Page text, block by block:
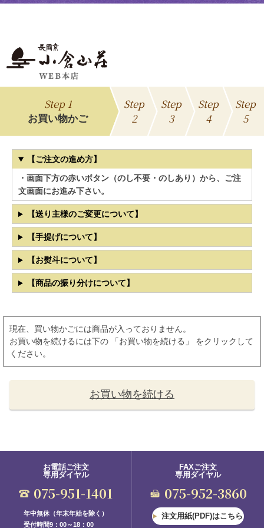
Step 1
お買い物かご
Step
2
Step
3
Step
4
Step
5
【ご注文の進め方】
・画面下方の赤いボタン（のし不要・のしあり）から、ご注
文画面にお進み下さい。
【送り主様のご変更について】
【手提げについて】
【お熨斗について】
【商品の振り分けについて】
現在、買い物かごには商品が入っておりません。
お買い物を続けるには下の 「お買い物を続ける」 をクリックして
ください。
お買い物を続ける
お電話ご注文
専用ダイヤル
075-951-1401
年中無休（年末年始を除く）
受付時間9：00～18：00
FAXご注文
専用ダイヤル
075-952-3860
注文用紙(PDF)はこちら